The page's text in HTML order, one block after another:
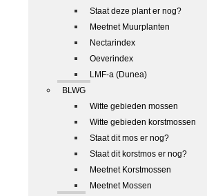
Staat deze plant er nog?
Meetnet Muurplanten
Nectarindex
Oeverindex
LMF-a (Dunea)
BLWG
Witte gebieden mossen
Witte gebieden korstmossen
Staat dit mos er nog?
Staat dit korstmos er nog?
Meetnet Korstmossen
Meetnet Mossen